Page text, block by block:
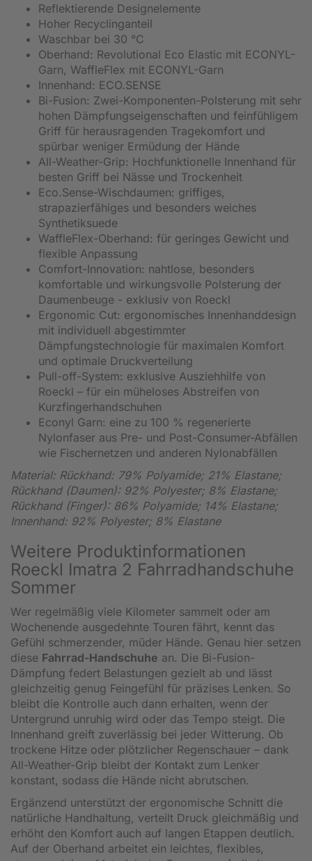
Reflektierende Designelemente
Hoher Recyclinganteil
Waschbar bei 30 °C
Oberhand: Revolutional Eco Elastic mit ECONYL-
Garn, WaffleFlex mit ECONYL-Garn
Innenhand: ECO.SENSE
Bi-Fusion: Zwei-Komponenten-Polsterung mit sehr
hohen Dämpfungseigenschaften und feinfühligem
Griff für herausragenden Tragekomfort und
spürbar weniger Ermüdung der Hände
All-Weather-Grip: Hochfunktionelle Innenhand für
besten Griff bei Nässe und Trockenheit
Eco.Sense-Wischdaumen: griffiges,
strapazierfähiges und besonders weiches
Synthetiksuede
WaffleFlex-Oberhand: für geringes Gewicht und
flexible Anpassung
Comfort-Innovation: nahtlose, besonders
komfortable und wirkungsvolle Polsterung der
Daumenbeuge - exklusiv von Roeckl
Ergonomic Cut: ergonomisches Innenhanddesign
mit individuell abgestimmter
Dämpfungstechnologie für maximalen Komfort
und optimale Druckverteilung
Pull-off-System: exklusive Ausziehhilfe von
Roeckl – für ein müheloses Abstreifen von
Kurzfingerhandschuhen
Econyl Garn: eine zu 100 % regenerierte
Nylonfaser aus Pre- und Post-Consumer-Abfällen
wie Fischernetzen und anderen Nylonabfällen
Material: Rückhand: 79% Polyamide; 21% Elastane;
Rückhand (Daumen): 92% Polyester; 8% Elastane;
Rückhand (Finger): 86% Polyamide; 14% Elastane;
Innenhand: 92% Polyester; 8% Elastane
Weitere Produktinformationen
Roeckl Imatra 2 Fahrradhandschuhe
Sommer
Wer regelmäßig viele Kilometer sammelt oder am
Wochenende ausgedehnte Touren fährt, kennt das
Gefühl schmerzender, müder Hände. Genau hier setzen
diese Fahrrad-Handschuhe an. Die Bi-Fusion-
Dämpfung federt Belastungen gezielt ab und lässt
gleichzeitig genug Feingefühl für präzises Lenken. So
bleibt die Kontrolle auch dann erhalten, wenn der
Untergrund unruhig wird oder das Tempo steigt. Die
Innenhand greift zuverlässig bei jeder Witterung. Ob
trockene Hitze oder plötzlicher Regenschauer – dank
All-Weather-Grip bleibt der Kontakt zum Lenker
konstant, sodass die Hände nicht abrutschen.
Ergänzend unterstützt der ergonomische Schnitt die
natürliche Handhaltung, verteilt Druck gleichmäßig und
erhöht den Komfort auch auf langen Etappen deutlich.
Auf der Oberhand arbeitet ein leichtes, flexibles,